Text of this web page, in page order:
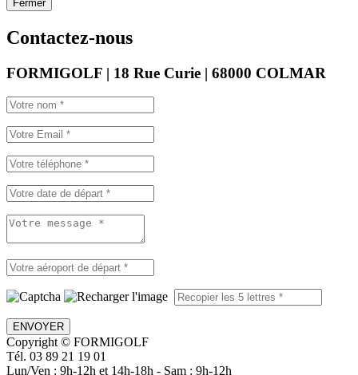
Fermer
Contactez-nous
FORMIGOLF | 18 Rue Curie | 68000 COLMAR
ENVOYER
Copyright © FORMIGOLF
Tél. 03 89 21 19 01
Lun/Ven : 9h-12h et 14h-18h - Sam : 9h-12h